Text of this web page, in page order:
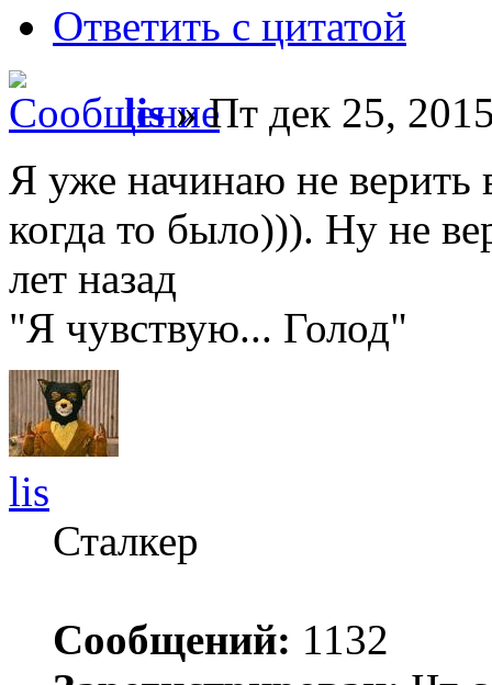
Ответить с цитатой
lis» Пт дек 25,
Я уже начинаю не верить
когда то было))). Ну не
лет назад
"Я чувствую... Голод"
lis
Сталкер
Сообщений: 1132